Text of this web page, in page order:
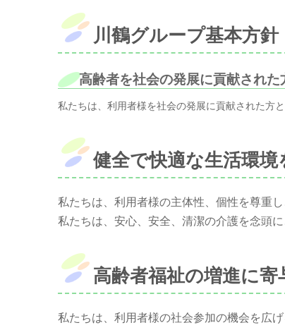
川鶴グループ基本方針
高齢者を社会の発展に貢献された
私たちは、利用者様を社会の発展に貢献された方
健全で快適な生活環境
私たちは、利用者様の主体性、個性を尊重
私たちは、安心、安全、清潔の介護を念頭
高齢者福祉の増進に寄
私たちは、利用者様の社会参加の機会を広